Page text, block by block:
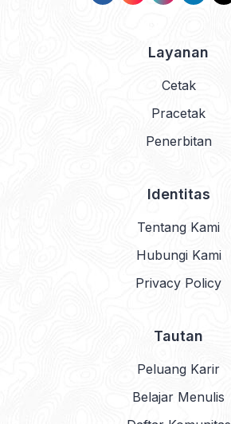
Layanan
Cetak
Pracetak
Penerbitan
Identitas
Tentang Kami
Hubungi Kami
Privacy Policy
Tautan
Peluang Karir
Belajar Menulis